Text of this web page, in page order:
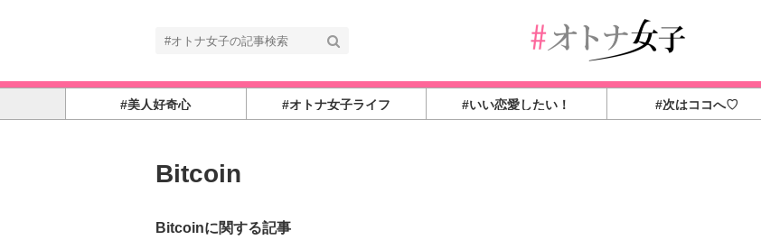
#美人好奇心 #オトナ女子ライフ #いい恋愛したい！ #次はココへ♡
Bitcoin
Bitcoinに関する記事